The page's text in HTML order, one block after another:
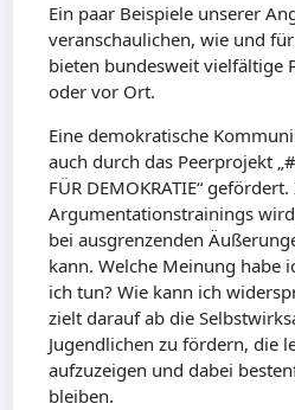
Ein paar Beispiele unserer
veranschaulichen, wie und
bieten bundesweit vielfältige
oder vor Ort.
Eine demokratische
auch durch das Peerprojekt
FÜR DEMOKRATIE“ gefördert.
Argumentationstrainings
bei ausgrenzenden
kann. Welche Meinung habe
ich tun? Wie kann ich
zielt darauf ab die
Jugendlichen zu fördern, die
aufzuzeigen und dabei
bleiben.